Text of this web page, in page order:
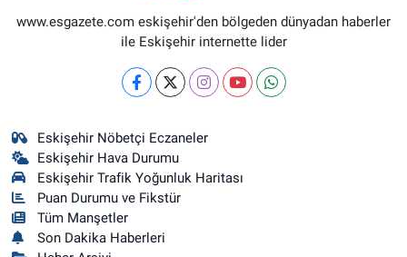
www.esgazete.com eskişehir'den bölgeden dünyadan haberler
ile Eskişehir internette lider
Eskişehir Nöbetçi Eczaneler
Eskişehir Hava Durumu
Eskişehir Trafik Yoğunluk Haritası
Puan Durumu ve Fikstür
Tüm Manşetler
Son Dakika Haberleri